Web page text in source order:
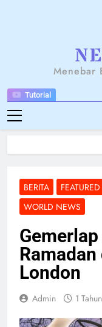
Tutorial
Menebar
BERITA FEATURED
WORLD NEWS
London
Admin 1